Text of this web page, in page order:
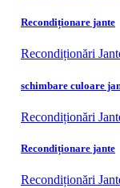
Recondiționare jante
Recondiționări
schimbare culoare
Recondiționări
Recondiționare jante
Recondiționări